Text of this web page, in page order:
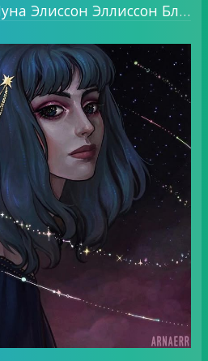
Лина Оля Луна Элиссон Эллиссон Блог о том, о чем хочу.